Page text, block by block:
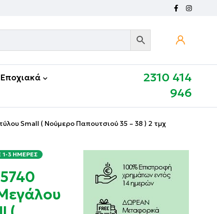
Εποχιακά
2310 414
946
Small ( Νούμερο Παπουτσιού 35 – 38 ) 2 τμχ
3 ΗΜΈΡΕΣ